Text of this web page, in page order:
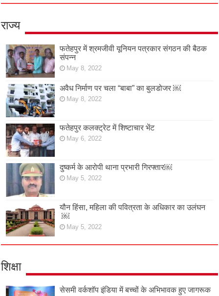
राज्य
फतेहपुर में श्रमजीवी यूनियन पत्रकार संगठन की बैठक
संपन्न
May 8, 2022
अवैध निर्माण पर चला “बाबा” का बुलडोजर ￼
May 8, 2022
फतेहपुर कलक्ट्रेट में शिष्टाचार भेंट
May 6, 2022
दुष्कर्म के आरोपी थाना प्रभारी गिरफ्तार￼
May 5, 2022
यौन हिंसा, महिला की पवित्रता के अधिकार का उलंघन
￼
May 5, 2022
शिक्षा
सेसमी वर्कशॉप इंडिया में बच्चों के अभिभावक हुए जागरूक